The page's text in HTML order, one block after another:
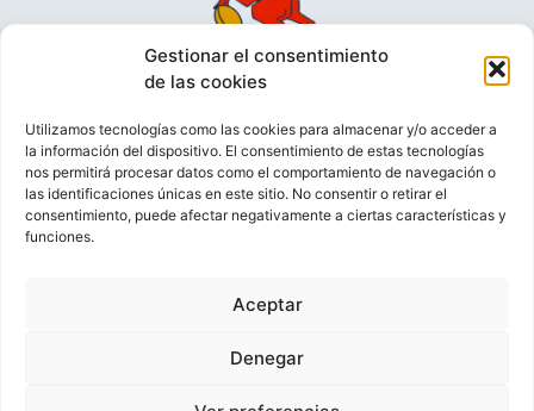
Gestionar el consentimiento
de las cookies
Utilizamos tecnologías como las cookies para almacenar y/o acceder a
la información del dispositivo. El consentimiento de estas tecnologías
nos permitirá procesar datos como el comportamiento de navegación o
las identificaciones únicas en este sitio. No consentir o retirar el
consentimiento, puede afectar negativamente a ciertas características y
funciones.
Aceptar
Denegar
VIDEOCONFERENCIAS
POLÍTICA DE PRIVACIDAD
CONTACTO